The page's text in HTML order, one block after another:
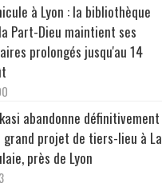
à Lyon : la bibliothèque
Part-Dieu maintient ses
prolongés jusqu'au 14
abandonne définitivement
grand projet de tiers-lieu à La
près de Lyon